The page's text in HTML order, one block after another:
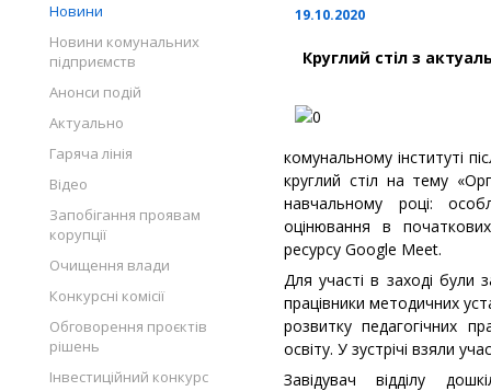
Новини
Новини комунальних
підприємств
Анонси подій
Актуально
Гаряча лінія
Відео
Запобігання проявам
корупції
Очищення влади
Конкурсні комісії
Обговорення проєктів
рішень
Інвестиційний конкурс
19.10.2020
Круглий стіл з
комунальному інституті
круглий стіл на тему
навчальному році:
оцінювання в
ресурсу Google Meet.
Для участі в заході були
працівники методичних
розвитку педагогічних
освіту. У зустрічі взяли
Завідувач відділу